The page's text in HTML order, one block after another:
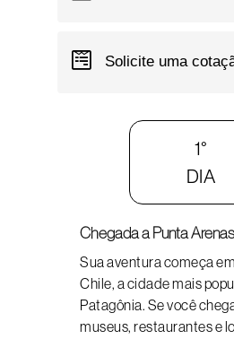
Solicite uma
1°
DIA
Chegada a Punta Arenas
Sua aventura começa
Chile, a cidade mais
Patagônia. Se você
museus, restaurantes e